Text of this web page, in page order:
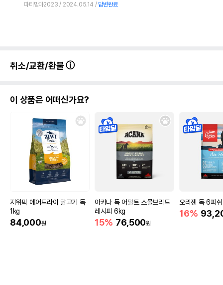
파티맘마2023 2024.05.14 답변완료
취소/교환/환불
이 상품은 어떠신가요?
지위픽 에어드라이 닭고기 독
1kg
84,000원
아카나 독 어덜트 스몰브리드
레시피 6kg
15% 76,500원
오리젠 독 6피
16%